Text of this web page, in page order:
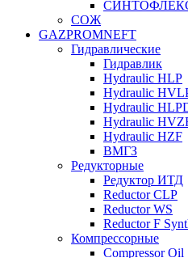
СОЖ
GAZPROMNEFT
Гидравлические
Гидравлик
Hydraulic HLP
Hydraulic
Hydraulic
Hydraulic
Hydraulic HZF
ВМГЗ
Редукторные
Редуктор ИТД
Reductor CLP
Reductor WS
Reductor F
Компрессорные
Compressor Oil